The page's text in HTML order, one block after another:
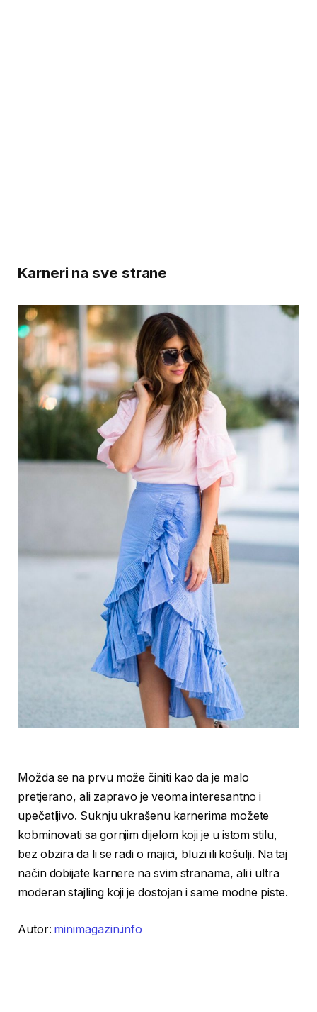
Karneri na sve strane
Možda se na prvu može činiti kao da je malo
pretjerano, ali zapravo je veoma interesantno i
upečatljivo. Suknju ukrašenu karnerima možete
kobminovati sa gornjim dijelom koji je u istom stilu,
bez obzira da li se radi o majici, bluzi ili košulji. Na taj
način dobijate karnere na svim stranama, ali i ultra
moderan stajling koji je dostojan i same modne piste.
Autor: minimagazin.info